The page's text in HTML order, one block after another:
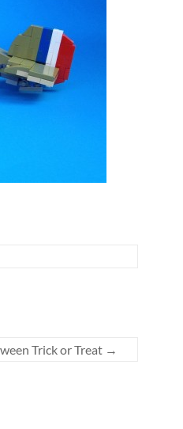
Trick or Treat →